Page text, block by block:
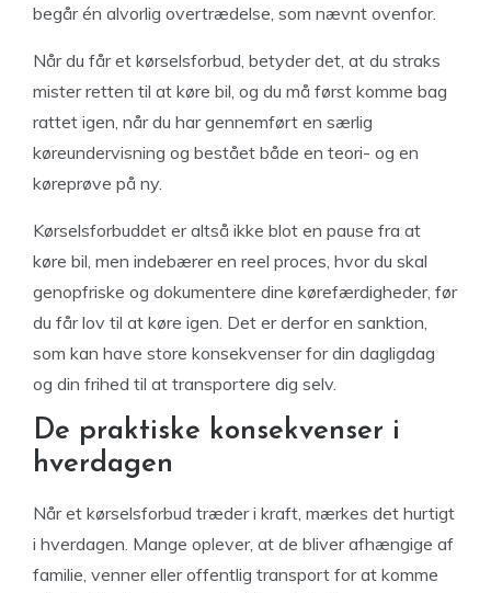
begår én alvorlig overtrædelse, som nævnt ovenfor.
Når du får et kørselsforbud, betyder det, at du straks
mister retten til at køre bil, og du må først komme bag
rattet igen, når du har gennemført en særlig
køreundervisning og bestået både en teori- og en
køreprøve på ny.
Kørselsforbuddet er altså ikke blot en pause fra at
køre bil, men indebærer en reel proces, hvor du skal
genopfriske og dokumentere dine kørefærdigheder, før
du får lov til at køre igen. Det er derfor en sanktion,
som kan have store konsekvenser for din dagligdag
og din frihed til at transportere dig selv.
De praktiske konsekvenser i
hverdagen
Når et kørselsforbud træder i kraft, mærkes det hurtigt
i hverdagen. Mange oplever, at de bliver afhængige af
familie, venner eller offentlig transport for at komme